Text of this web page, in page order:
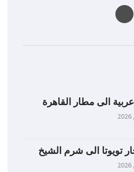
عربية الى مطار القاهرة
تويوتا الى شرم الشيخ